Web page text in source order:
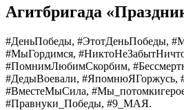
Агитбригада
#ДеньПобеды, #ЭтотДеньПобеды,
#МыГордимся,
#ПомнимЛюбимСкорбим,
#ДедыВоевали, #ЯпомнюЯГоржусь,
#ВместеМыСила,
#Правнуки_Победы, #9_МАЯ.